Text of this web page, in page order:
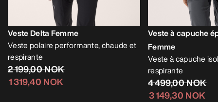
Veste Delta Femme
Veste polaire performante, chaude et
respirante
2 199,00 NOK
1 319,40 NOK
Veste à capuche
Femme
Veste à capuche
respirante
4 499,00 NOK
3 149,30 NOK